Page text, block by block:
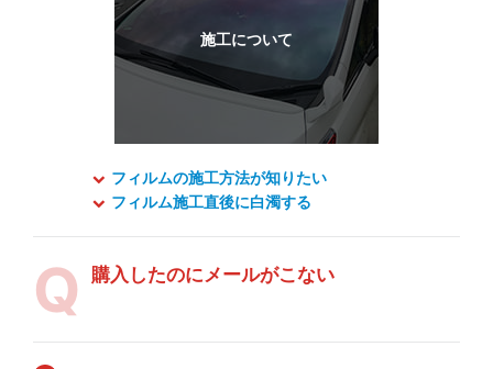
フィルムの施工方法が知りたい
フィルム施工直後に白濁する
購入したのにメールがこない